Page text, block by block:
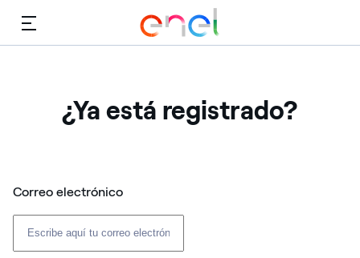
Menú
¿Ya está registrado?
Correo electrónico